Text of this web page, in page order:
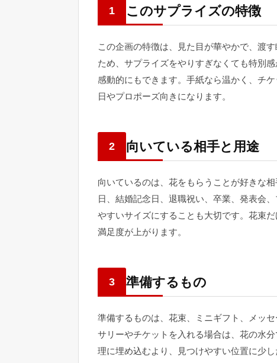
1 このサプライズの特徴
この企画の特徴は、見た目が華やかで、渡
ため、サプライズをやりすぎなくても特別
感動的にもできます。手紙なら温かく、チ
日やプロポーズ向きになります。
2 向いている相手と用途
向いているのは、花をもらうことが好きな
日、結婚記念日、退職祝い、卒業、発表会
やすいサイズにすることも大切です。花束
満足度が上がります。
3 準備するもの
準備するものは、花束、ミニギフト、メッ
サリーやチケットを入れる場合は、花の水
理に埋め込むより、見つけやすい位置に少